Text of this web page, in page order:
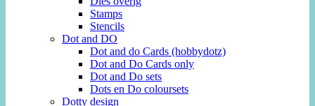
Stamps
Stencils
Dot and DO
Dot and do Cards (hobbydotz)
Dot and Do Cards only
Dot and Do sets
Dots en Do coloursets
Dotty design